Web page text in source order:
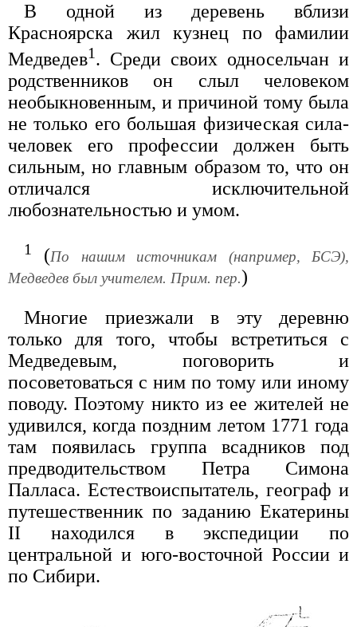
В одной из деревень вблизи
Красноярска жил кузнец по фамилии
Медведев1. Среди своих односельчан и
родственников он слыл человеком
необыкновенным, и причиной тому была
не только его большая физическая сила-
человек его профессии должен быть
сильным, но главным образом то, что он
отличался исключительной
любознательностью и умом.
1 (По нашим источникам (например, БСЭ),
Медведев был учителем. Прим. пер.)
Многие приезжали в эту деревню
только для того, чтобы встретиться с
Медведевым, поговорить и
посоветоваться с ним по тому или иному
поводу. Поэтому никто из ее жителей не
удивился, когда поздним летом 1771 года
там появилась группа всадников под
предводительством Петра Симона
Палласа. Естествоиспытатель, географ и
путешественник по заданию Екатерины
II находился в экспедиции по
центральной и юго-восточной России и
по Сибири.